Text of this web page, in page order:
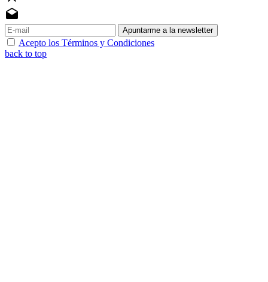
drafts
Apuntarme a la newsletter
Acepto los Términos y Condiciones
back to top